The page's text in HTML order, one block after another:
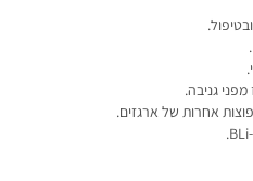
גניבה.
אחרות של ארגזים.